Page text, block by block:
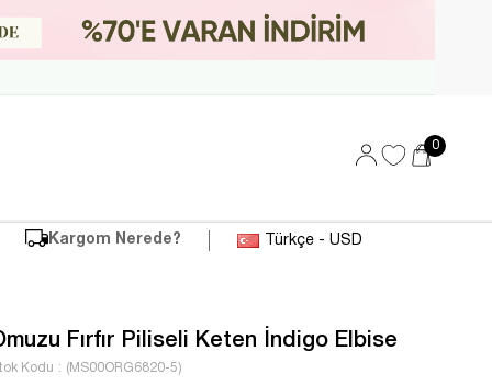
0
Kargom Nerede? Türkçe - USD
Fırfır Piliseli Keten İndigo Elbise
Kodu (MS00ORG6820-5)